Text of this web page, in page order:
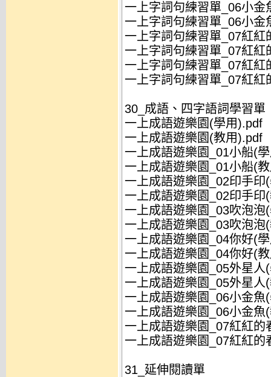
一上字詞句練習單_06小金
一上字詞句練習單_06小金
一上字詞句練習單_07紅紅
一上字詞句練習單_07紅紅
一上字詞句練習單_07紅紅
一上字詞句練習單_07紅紅
30_成語、四字語詞學習單
一上成語遊樂園(學用).pdf
一上成語遊樂園(教用).pdf
一上成語遊樂園_01小船(
一上成語遊樂園_01小船(
一上成語遊樂園_02印手印
一上成語遊樂園_02印手印
一上成語遊樂園_03吹泡泡
一上成語遊樂園_03吹泡泡
一上成語遊樂園_04你好(
一上成語遊樂園_04你好(
一上成語遊樂園_05外星人
一上成語遊樂園_05外星人
一上成語遊樂園_06小金魚
一上成語遊樂園_06小金魚
一上成語遊樂園_07紅紅的
一上成語遊樂園_07紅紅的
31_延伸閱讀單